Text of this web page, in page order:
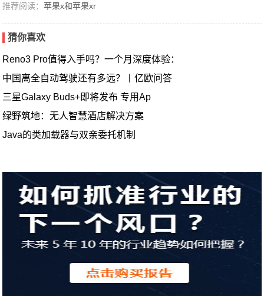
推荐阅读：苹果x和苹果xr
猜你喜欢
Reno3 Pro值得入手吗？一个月深度体验：
中国离全自动驾驶还有多远？丨亿欧问答
三星Galaxy Buds+即将发布 专用Ap
绿野筑地：无人智慧酒店解决方案
Java的类加载器与双亲委托机制